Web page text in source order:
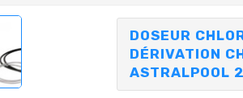
DOSEUR
DÉRIVATION
ASTRALPOOL